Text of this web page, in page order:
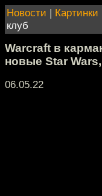
Новости | Картинки
клуб
Warcraft в
новые Star
06.05.22